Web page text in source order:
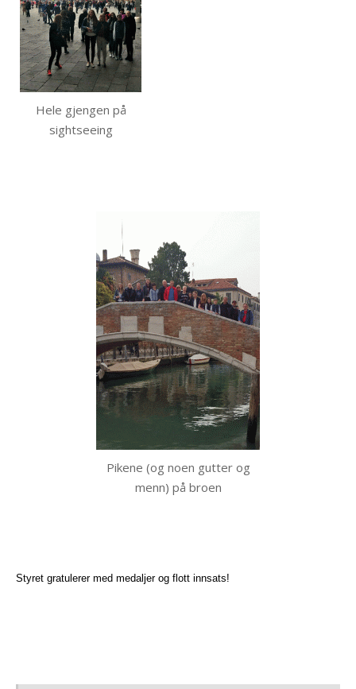
Hele gjengen på
sightseeing
Pikene (og noen gutter og
menn) på broen
Styret gratulerer med medaljer og flott innsats!